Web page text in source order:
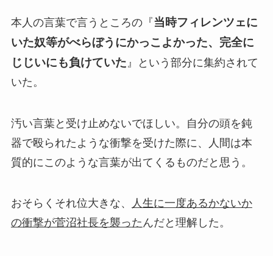
本人の言葉で言うところの『当時フィレンツェに
いた奴等がべらぼうにかっこよかった、完全に
じじいにも負けていた 』という部分に集約されて
いた。
汚い言葉と受け止めないでほしい。自分の頭を鈍
器で殴られたような衝撃を受けた際に、人間は本
質的にこのような言葉が出てくるものだと思う。
おそらくそれ位大きな、
人生に一度あるかないか
の衝撃が菅沼社長を襲った んだと理解した。